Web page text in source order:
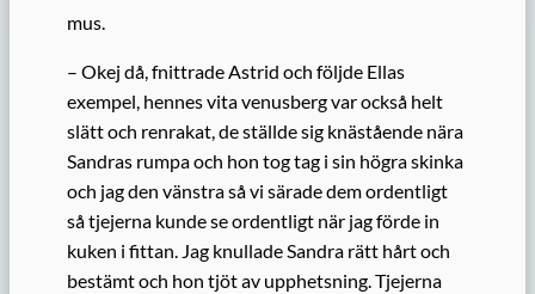
mus.
– Okej då, fnittrade Astrid och följde Ellas
exempel, hennes vita venusberg var också helt
slätt och renrakat, de ställde sig knästående nära
Sandras rumpa och hon tog tag i sin högra skinka
och jag den vänstra så vi särade dem ordentligt
så tjejerna kunde se ordentligt när jag förde in
kuken i fittan. Jag knullade Sandra rätt hårt och
bestämt och hon tjöt av upphetsning. Tjejerna